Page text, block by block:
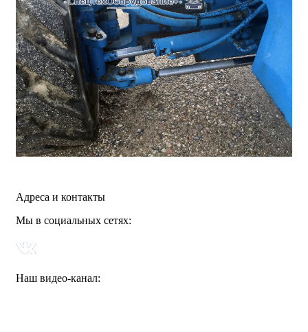
Адреса и контакты
Мы в социальных сетях:
Наш видео-канал: